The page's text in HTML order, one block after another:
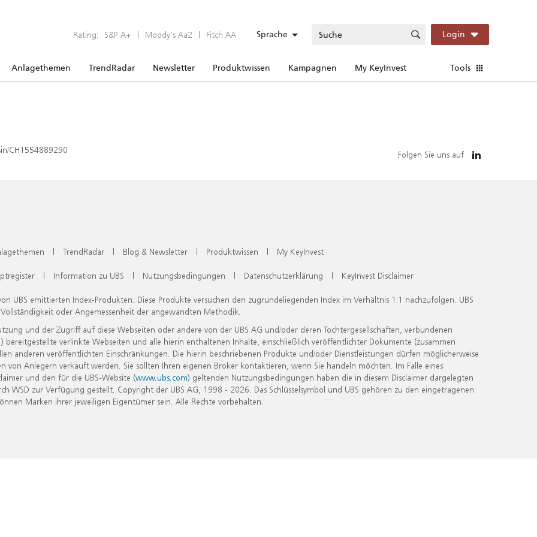
Rating: S&P A+ | Moody’s Aa2 | Fitch AA Sprache Login
Anlagethemen TrendRadar Newsletter Produktwissen Kampagnen My KeyInvest Tools
CH1554889290 Folgen Sie uns auf
| TrendRadar | Blog & Newsletter | Produktwissen | My KeyInvest
| Information zu UBS | Nutzungsbedingungen | Datenschutzerklärung | KeyInvest Disclaimer
UBS emittierten Index-Produkten. Diese Produkte versuchen den zugrundeliegenden Index im Verhältnis 1:1 nachzufolgen. UBS
oder Angemessenheit der angewandten Methodik.
und der Zugriff auf diese Webseiten oder andere von der UBS AG und/oder deren Tochtergesellschaften, verbundenen
verlinkte Webseiten und alle hierin enthaltenen Inhalte, einschließlich veröffentlichter Dokumente (zusammen
anderen veröffentlichten Einschränkungen. Die hierin beschriebenen Produkte und/oder Dienstleistungen dürfen möglicherweise
Anlegern verkauft werden. Sie sollten Ihren eigenen Broker kontaktieren, wenn Sie handeln möchten. Im Falle eines
und den für die UBS-Website (www.ubs.com) geltenden Nutzungsbedingungen haben die in diesem Disclaimer dargelegten
zur Verfügung gestellt. Copyright der UBS AG, 1998 - 2026. Das Schlüsselsymbol und UBS gehören zu den eingetragenen
Marken ihrer jeweiligen Eigentümer sein. Alle Rechte vorbehalten.